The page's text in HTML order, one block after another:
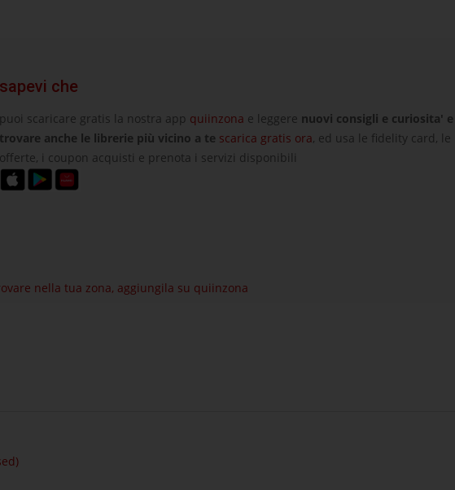
sapevi che
puoi scaricare gratis la nostra app quiinzona e leggere nuovi consigli e curiosita' e
trovare anche le librerie più vicino a te scarica gratis ora, ed usa le fidelity card, le
offerte, i coupon acquisti e prenota i servizi disponibili
nella tua zona, aggiungila su quiinzona